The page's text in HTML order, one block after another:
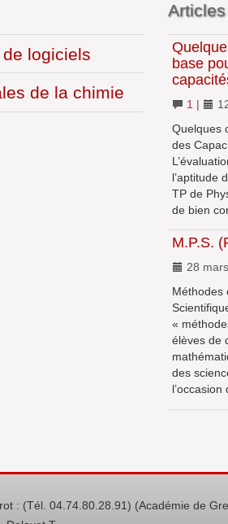
de logiciels
de la chimie
base
1 |
Quelques
des
l’aptitude
TP de
de bien
M.P.S.
28
Méthodes
«
élèves de
des
: (Tél. 04.74.80.28.91) (Académie de